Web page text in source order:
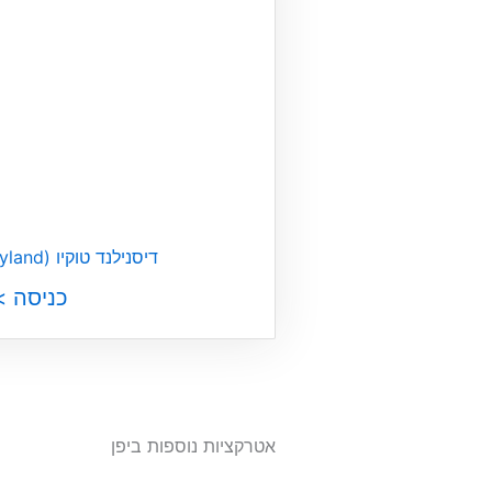
דיסנילנד טוקיו (Tokyo Disneyland)
כניסה
אטרקציות נוספות ביפן